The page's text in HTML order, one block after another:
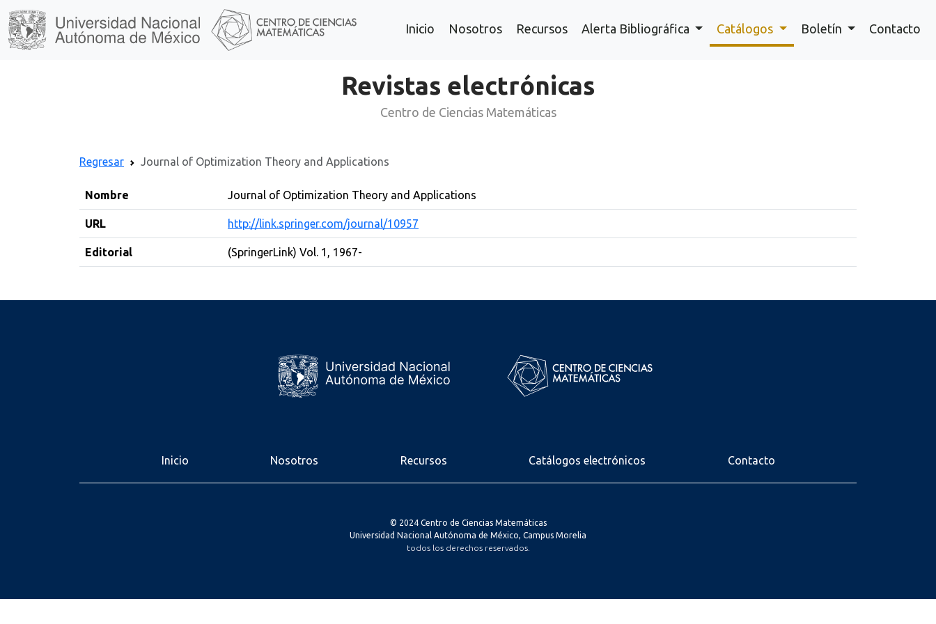
Inicio Nosotros Recursos Alerta Bibliográfica Catálogos Boletín Contacto
Revistas electrónicas
Centro de Ciencias Matemáticas
Regresar Journal of Optimization Theory and Applications
Nombre Journal of Optimization Theory and Applications
URL http://link.springer.com/journal/10957
Editorial (SpringerLink) Vol. 1, 1967-
Inicio Nosotros Recursos Catálogos electrónicos Contacto
© 2024 Centro de Ciencias Matemáticas
Universidad Nacional Autónoma de México, Campus Morelia
todos los derechos reservados.